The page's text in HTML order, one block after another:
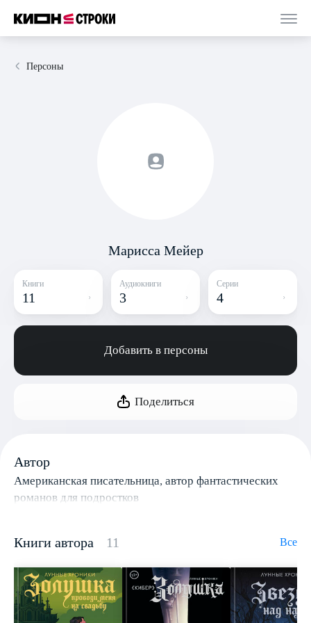
Персоны
Марисса Мейер
Книги
11
Аудиокниги
3
Серии
4
Добавить в персоны
Поделиться
Автор
Американская писательница, автор фантастических
романов для подростков
Книги автора 11 Все